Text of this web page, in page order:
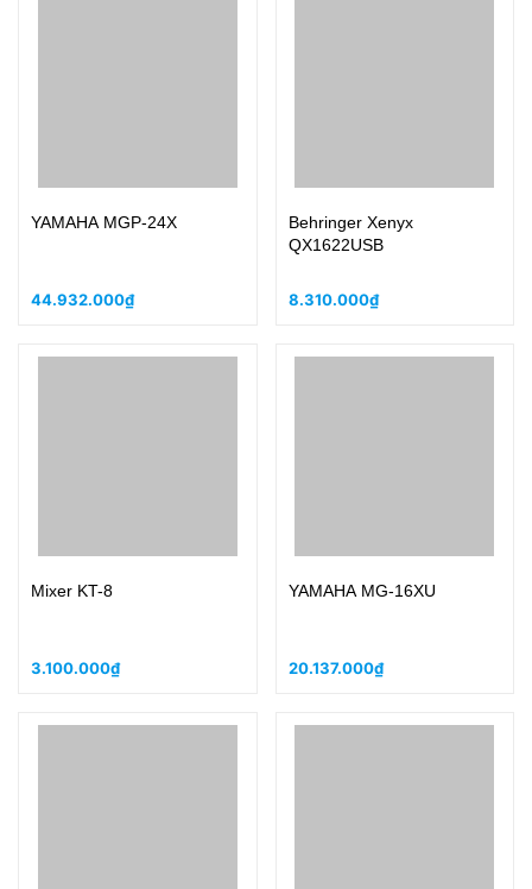
YAMAHA MGP-24X
44.932.000₫
Behringer Xenyx
QX1622USB
8.310.000₫
Mixer KT-8
3.100.000₫
YAMAHA MG-16XU
20.137.000₫